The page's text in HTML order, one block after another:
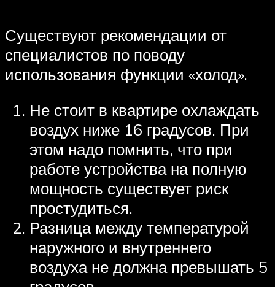
Существуют рекомендации от
специалистов по поводу
использования функции «холод».
Не стоит в квартире охлаждать
воздух ниже 16 градусов. При
этом надо помнить, что при
работе устройства на полную
мощность существует риск
простудиться.
Разница между температурой
наружного и внутреннего
воздуха не должна превышать 5